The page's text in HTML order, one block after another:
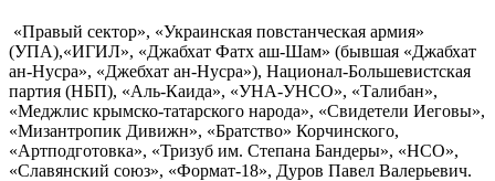
«Правый сектор», «Украинская повстанческая армия»
(УПА),«ИГИЛ», «Джабхат Фатх аш-Шам» (бывшая «Джабхат
ан-Нусра», «Джебхат ан-Нусра»), Национал-Большевистская
партия (НБП), «Аль-Каида», «УНА-УНСО», «Талибан»,
«Меджлис крымско-татарского народа», «Свидетели Иеговы»,
«Мизантропик Дивижн», «Братство» Корчинского,
«Артподготовка», «Тризуб им. Степана Бандеры», «НСО»,
«Славянский союз», «Формат-18», Дуров Павел Валерьевич.